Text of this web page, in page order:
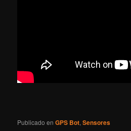
Publicado en GPS Bot,Sensores